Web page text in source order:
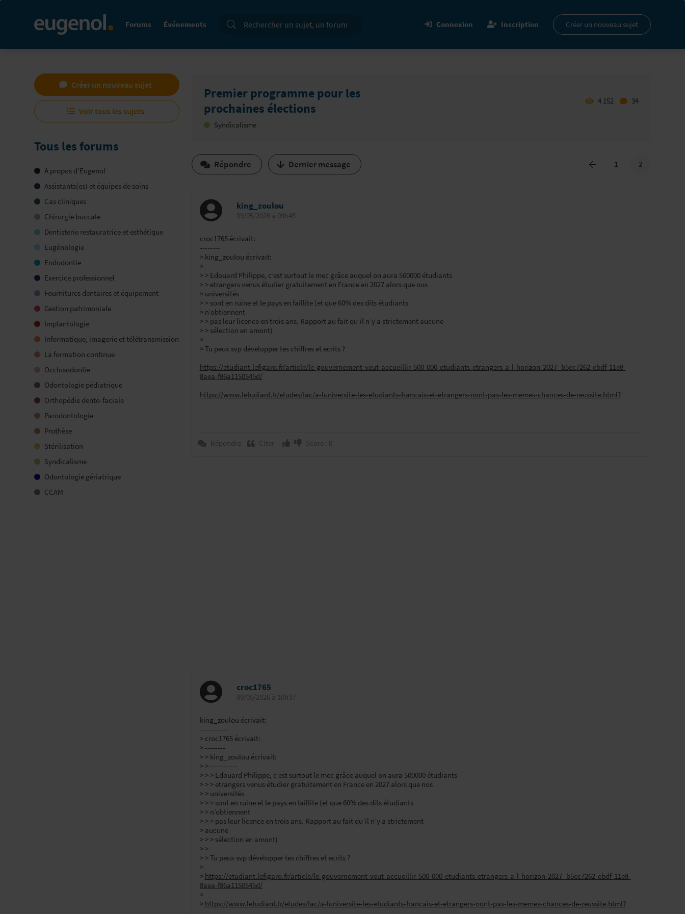
Forums Événements
Recherche
Connexion Inscription Créer un nouveau sujet
Créer un nouveau sujet
Voir tous les sujets
Tous les forums
A propos d'Eugenol
Assistants(es) et équipes de soins
Cas cliniques
Chirurgie buccale
Dentisterie restauratrice et esthétique
Eugénologie
Endodontie
Exercice professionnel
Fournitures dentaires et équipement
Gestion patrimoniale
Implantologie
Informatique, imagerie et télétransmission
La formation continue
Occlusodontie
Odontologie pédiatrique
Orthopédie dento-faciale
Parodontologie
Prothèse
Stérilisation
Syndicalisme
Odontologie gériatrique
CCAM
Premier programme pour les
prochaines élections
4 152 34
Syndicalisme
Répondre Dernier message 1 2
king_zoulou
09/05/2026 à 09h45
croc1765 écrivait:
--------
> king_zoulou écrivait:
> -----------
> > Edouard Philippe, c’est surtout le mec grâce auquel on aura 500000 étudiants
> > etrangers venus étudier gratuitement en France en 2027 alors que nos
> universités
> > sont en ruine et le pays en faillite (et que 60% des dits étudiants
> n’obtiennent
> > pas leur licence en trois ans. Rapport au fait qu’il n’y a strictement aucune
> > sélection en amont)
>
> Tu peux svp développer tes chiffres et ecrits ?
https://etudiant.lefigaro.fr/article/le-gouvernement-veut-accueillir-500-000-etudiants-etrangers-a-l-horizon-2027_b5ec7262-ebdf-11e8-
8aea-f86a1150545d/
https://www.letudiant.fr/etudes/fac/a-luniversite-les-etudiants-francais-et-etrangers-nont-pas-les-memes-chances-de-reussite.html?
Répondre Citer Score : 0
croc1765
09/05/2026 à 10h37
king_zoulou écrivait:
-----------
> croc1765 écrivait:
> --------
> > king_zoulou écrivait:
> > -----------
> > > Edouard Philippe, c’est surtout le mec grâce auquel on aura 500000 étudiants
> > > etrangers venus étudier gratuitement en France en 2027 alors que nos
> > universités
> > > sont en ruine et le pays en faillite (et que 60% des dits étudiants
> > n’obtiennent
> > > pas leur licence en trois ans. Rapport au fait qu’il n’y a strictement
> aucune
> > > sélection en amont)
> >
> > Tu peux svp développer tes chiffres et ecrits ?
>
> https://etudiant.lefigaro.fr/article/le-gouvernement-veut-accueillir-500-000-etudiants-etrangers-a-l-horizon-2027_b5ec7262-ebdf-11e8-
8aea-f86a1150545d/
>
> https://www.letudiant.fr/etudes/fac/a-luniversite-les-etudiants-francais-et-etrangers-nont-pas-les-memes-chances-de-reussite.html?